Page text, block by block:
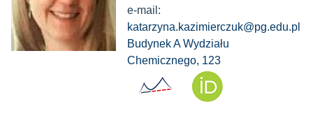
e-mail:
katarzyna.kazimierczuk@pg.edu.pl
Budynek A Wydziału
Chemicznego, 123